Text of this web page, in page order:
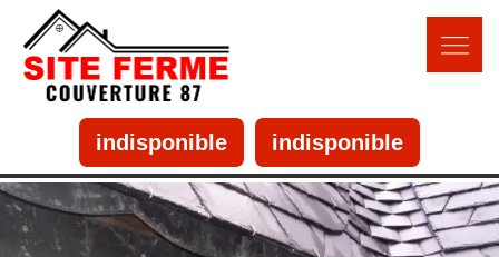
indisponible indisponible